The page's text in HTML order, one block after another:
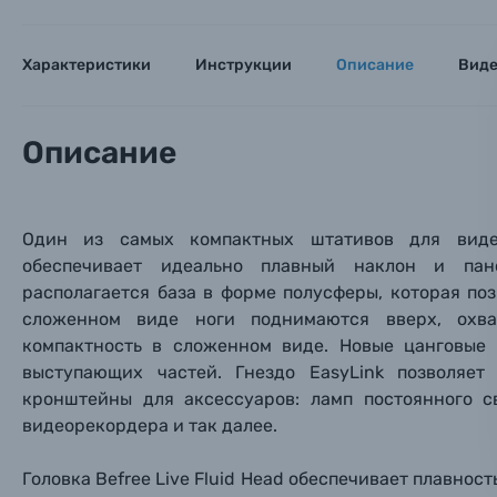
Тема
Тема
Электроника
Материалы
Осветительное оборудование
Фоторамки
Вами с
Номер
Характеристики Инструкции Описание
Описание
Один из самых компактных штативов для
обеспечивает идеально плавный наклон и
располагается база в форме полусферы, которая
сложенном виде ноги поднимаются вверх,
компактность в сложенном виде. Новые
выступающих частей. Гнездо EasyLink
кронштейны для аксессуаров: ламп постоянного
видеорекордера и так далее.
Головка Befree Live Fluid Head обеспечивает
Тема